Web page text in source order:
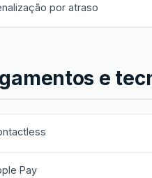
por atraso
e
Pay